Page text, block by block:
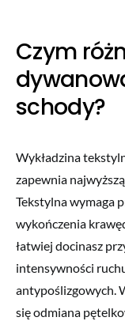
Czym
schody?
Wykładzina
zapewnia
Tekstylna wymaga
wykończenia
łatwiej docinasz
intensywności
antypoślizgowych.
się odmiana